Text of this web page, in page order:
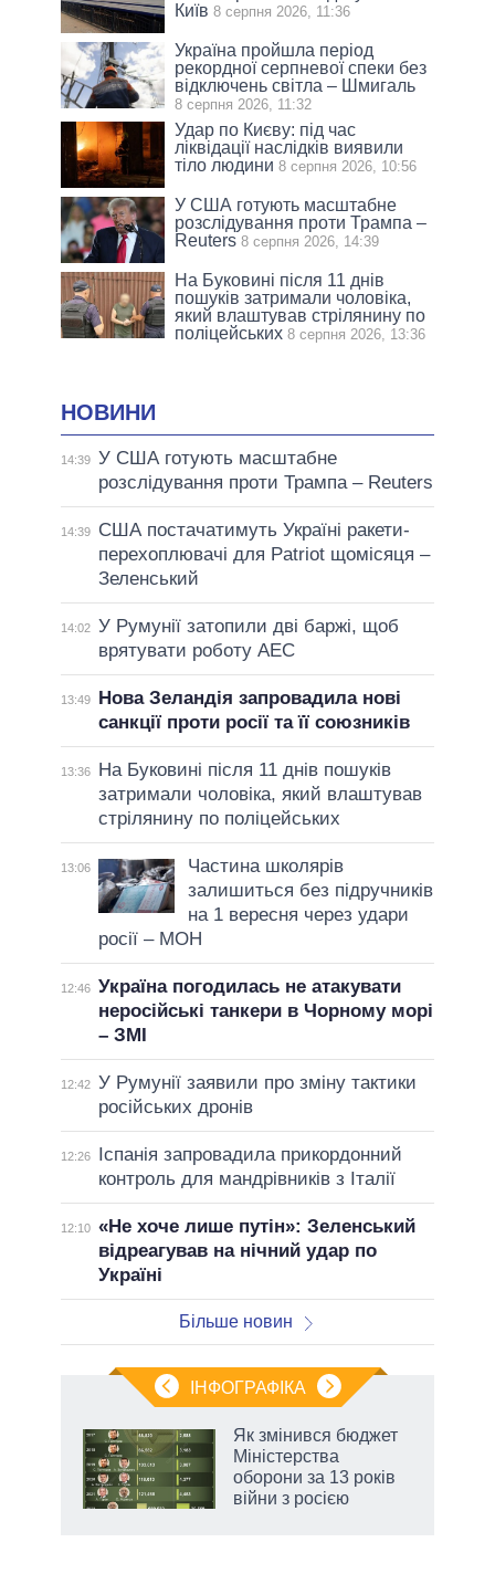
Київ 8 серпня 2026, 11:36
Україна пройшла період
рекордної серпневої спеки без
відключень світла – Шмигаль
8 серпня 2026, 11:32
Удар по Києву: під час
ліквідації наслідків виявили
тіло людини 8 серпня 2026, 10:56
У США готують масштабне
розслідування проти Трампа –
Reuters 8 серпня 2026, 14:39
На Буковині після 11 днів
пошуків затримали чоловіка,
який влаштував стрілянину по
поліцейських 8 серпня 2026, 13:36
НОВИНИ
14:39 У США готують масштабне
розслідування проти Трампа – Reuters
14:39
США постачатимуть Україні ракети-
перехоплювачі для Patriot щомісяця –
Зеленський
14:02 У Румунії затопили дві баржі, щоб
врятувати роботу АЕС
13:49
Нова Зеландія запровадила нові
санкції проти росії та її союзників
13:36
На Буковині після 11 днів пошуків
затримали чоловіка, який влаштував
стрілянину по поліцейських
13:06
Частина школярів
залишиться без підручників
на 1 вересня через удари
росії – МОН
12:46 Україна погодилась не атакувати
неросійські танкери в Чорному морі
– ЗМІ
12:42 У Румунії заявили про зміну тактики
російських дронів
12:26
Іспанія запровадила прикордонний
контроль для мандрівників з Італії
12:10 «Не хоче лише путін»: Зеленський
відреагував на нічний удар по
Україні
Більше новин
ІНФОГРАФІКА
Як змінився бюджет
Міністерства
оборони за 13 років
війни з росією